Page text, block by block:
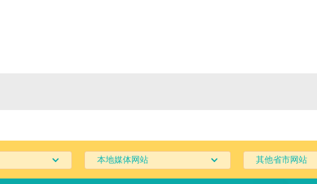
本地媒体网站 其他省市网站